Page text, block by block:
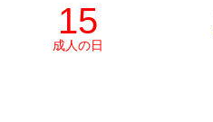
15
成人の日